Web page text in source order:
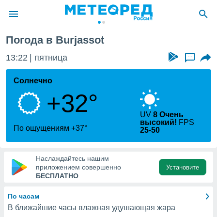
о
Вы можете
к этому
доступ
Погода в Burjassot
13:22 пятница ...
Солнечно
+32°
По ощущениям +37°
UV8 Очень
высокий! FPS
25-50
Наслаждайтесь нашим
приложением совершенно
БЕСПЛАТНО
Установите
По часам
В ближайшие часы влажная удушающая жара